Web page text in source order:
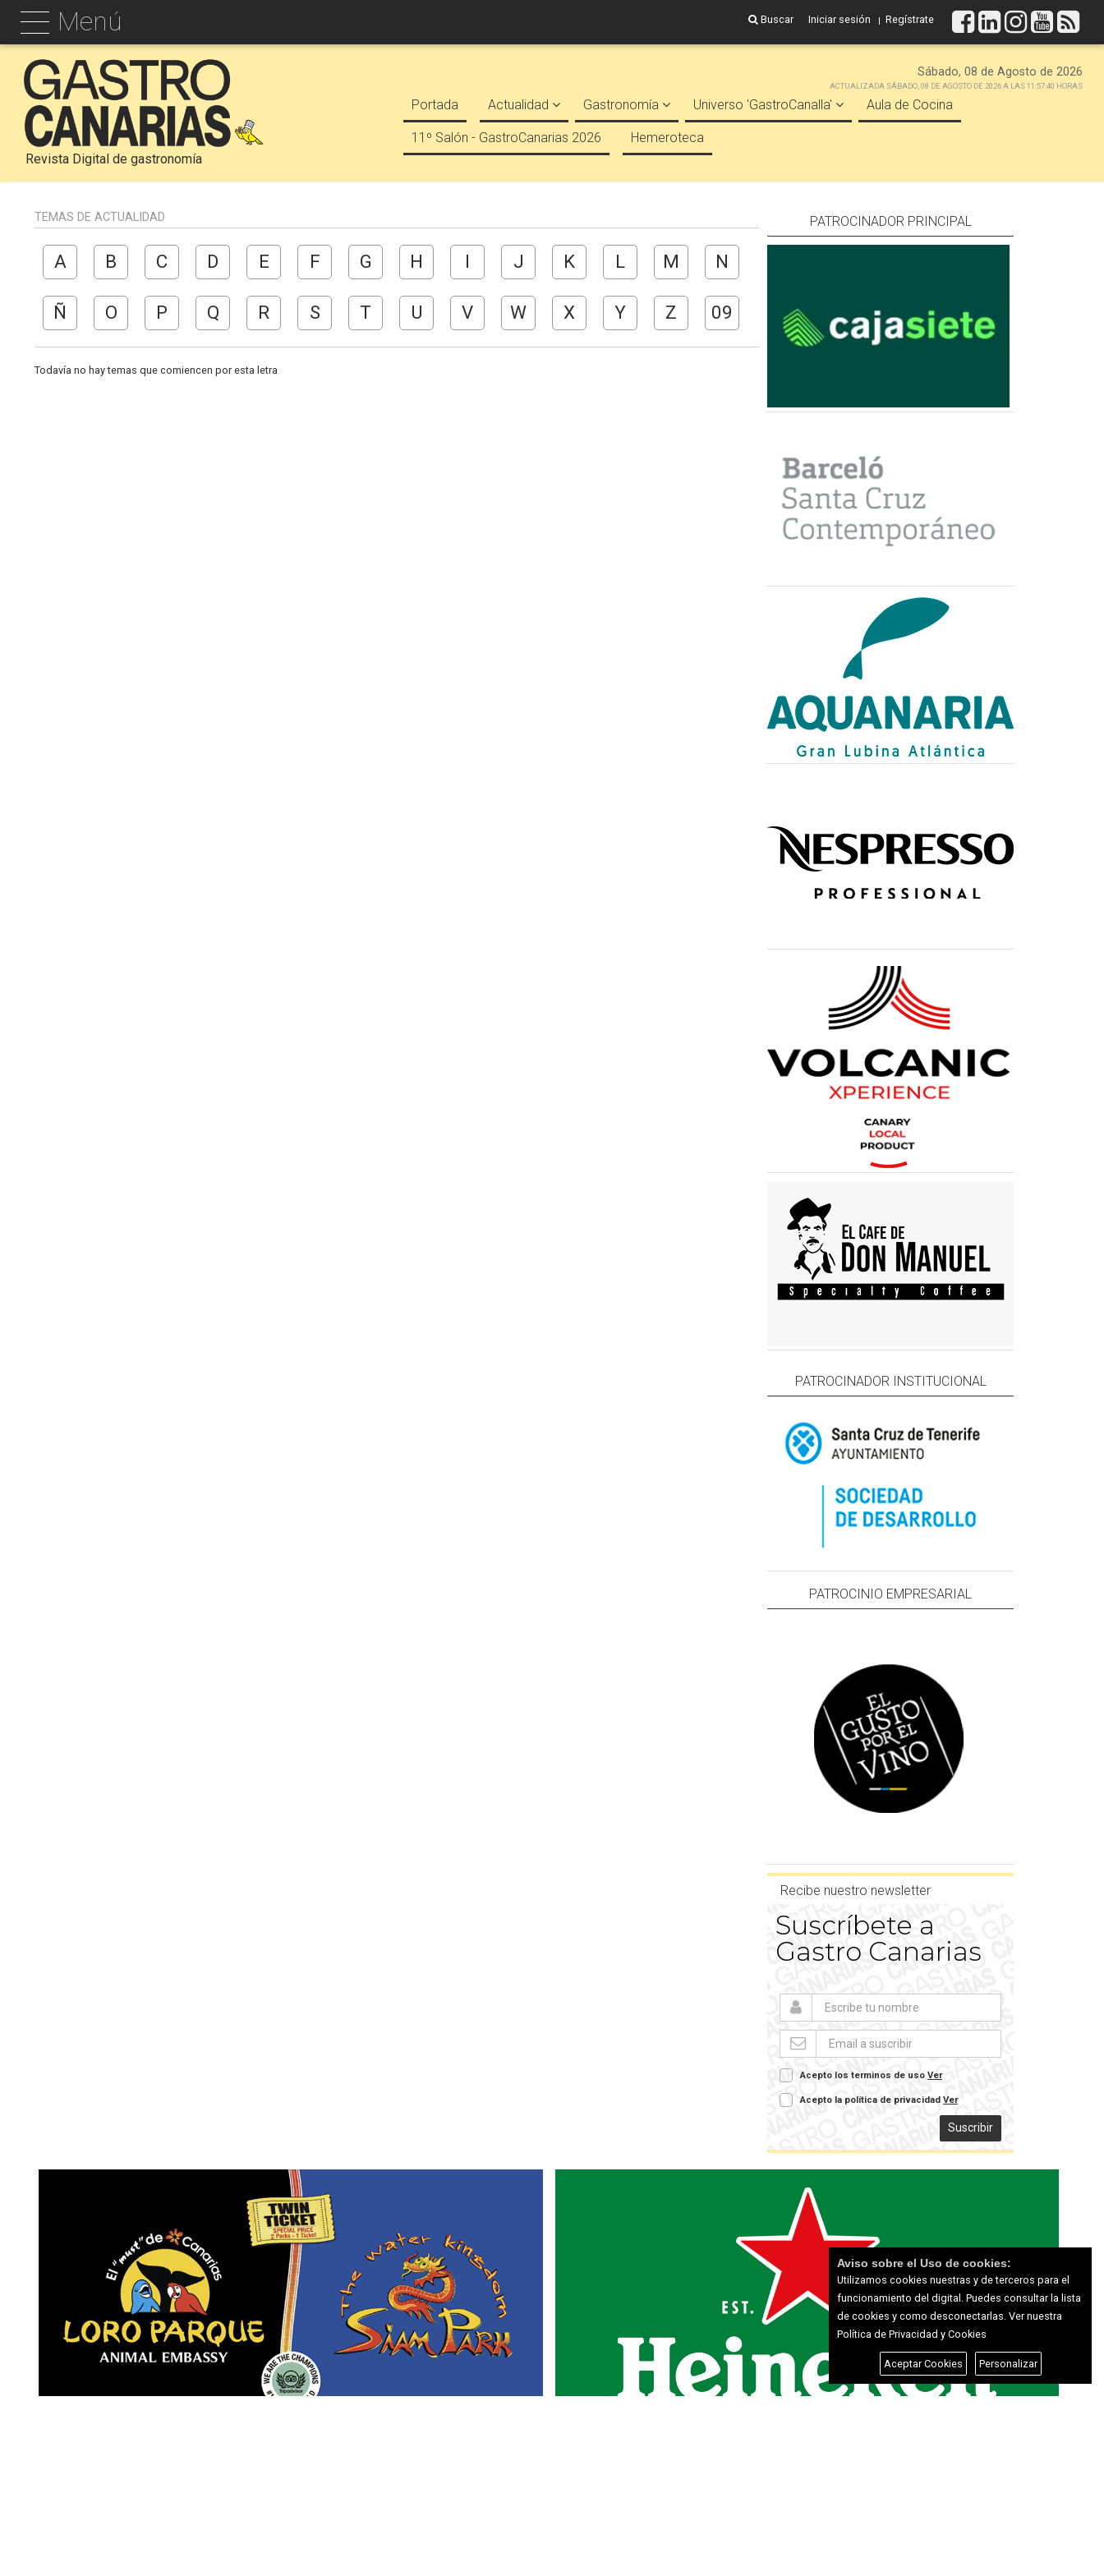
Menú Buscar Iniciar sesión Regístrate
Revista Digital de gastronomía
Sábado, 08 de Agosto de 2026
ACTUALIZADA SÁBADO, 08 DE AGOSTO DE 2026 A LAS 11:57:40 HORAS
Portada Actualidad Gastronomía Universo 'GastroCanalla' Aula de Cocina
11º Salón - GastroCanarias 2026 Hemeroteca
TEMAS DE ACTUALIDAD
A B C D E F G H I J K L M N
Ñ O P Q R S T U V W X Y Z 09
Todavía no hay temas que comiencen por esta letra
PATROCINADOR PRINCIPAL
PATROCINADOR INSTITUCIONAL
PATROCINIO EMPRESARIAL
Recibe nuestro newsletter
Suscríbete a
Gastro Canarias
Acepto los terminos de uso Ver
Acepto la política de privacidad Ver
Suscribir
Aviso sobre el Uso de cookies:
Utilizamos cookies nuestras y de terceros para el
funcionamiento del digital. Puedes consultar la lista
de cookies y como desconectarlas. Ver nuestra
Política de Privacidad y Cookies
Aceptar Cookies Personalizar